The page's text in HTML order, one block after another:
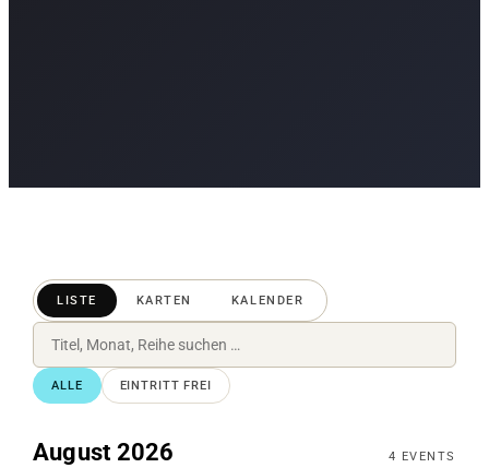
LISTE KARTEN KALENDER
ALLE EINTRITT FREI
August 2026 4 EVENTS